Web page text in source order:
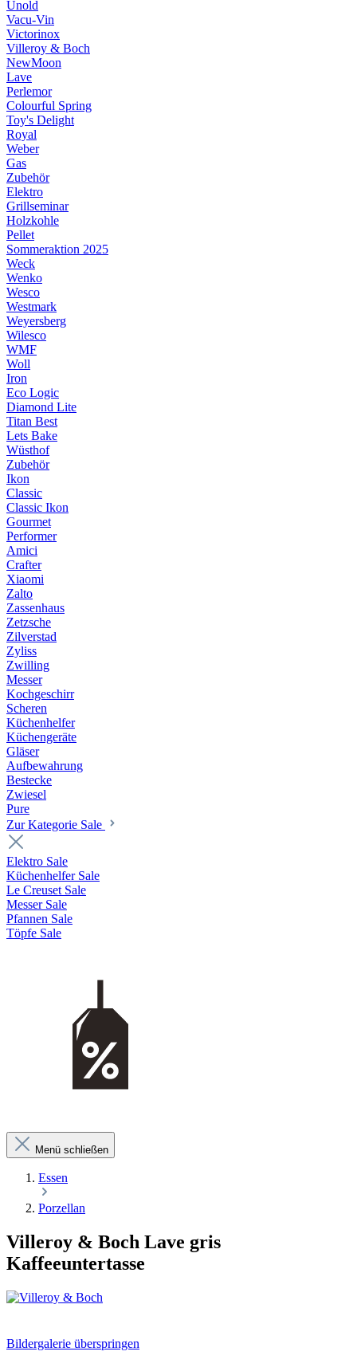
Unold
Vacu-Vin
Victorinox
Villeroy & Boch
NewMoon
Lave
Perlemor
Colourful Spring
Toy's Delight
Royal
Weber
Gas
Zubehör
Elektro
Grillseminar
Holzkohle
Pellet
Sommeraktion 2025
Weck
Wenko
Wesco
Westmark
Weyersberg
Wilesco
WMF
Woll
Iron
Eco Logic
Diamond Lite
Titan Best
Lets Bake
Wüsthof
Zubehör
Ikon
Classic
Classic Ikon
Gourmet
Performer
Amici
Crafter
Xiaomi
Zalto
Zassenhaus
Zetzsche
Zilverstad
Zyliss
Zwilling
Messer
Kochgeschirr
Scheren
Küchenhelfer
Küchengeräte
Gläser
Aufbewahrung
Bestecke
Zwiesel
Pure
Zur Kategorie Sale
Elektro Sale
Küchenhelfer Sale
Le Creuset Sale
Messer Sale
Pfannen Sale
Töpfe Sale
Menü schließen
Essen
Porzellan
Villeroy & Boch Lave gris
Kaffeeuntertasse
Bildergalerie überspringen